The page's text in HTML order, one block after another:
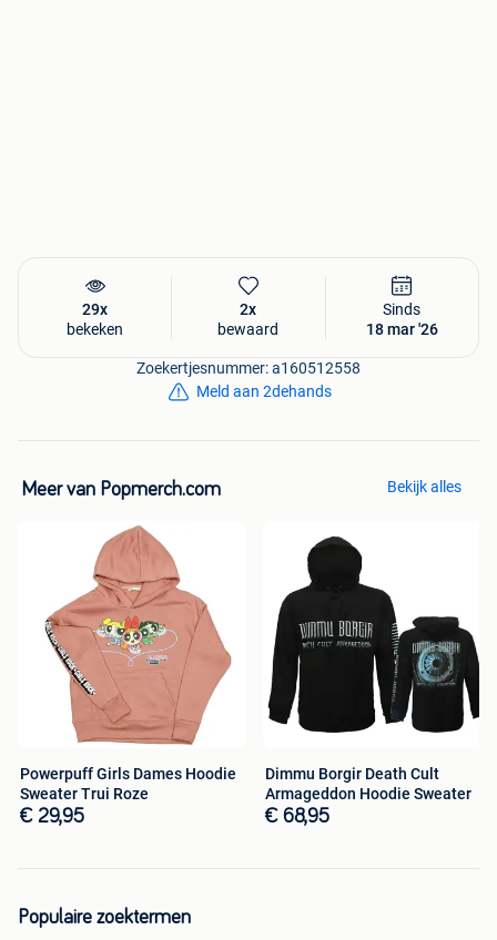
29x
bekeken
2x
bewaard
Sinds
18 mar '26
Zoekertjesnummer: a160512558
Meld aan 2dehands
Meer van Popmerch.com Bekijk alles
Powerpuff Girls Dames Hoodie
Sweater Trui Roze
€ 29,95
Dimmu Borgir Death Cult
Armageddon Hoodie Sweater
€ 68,95
Populaire zoektermen